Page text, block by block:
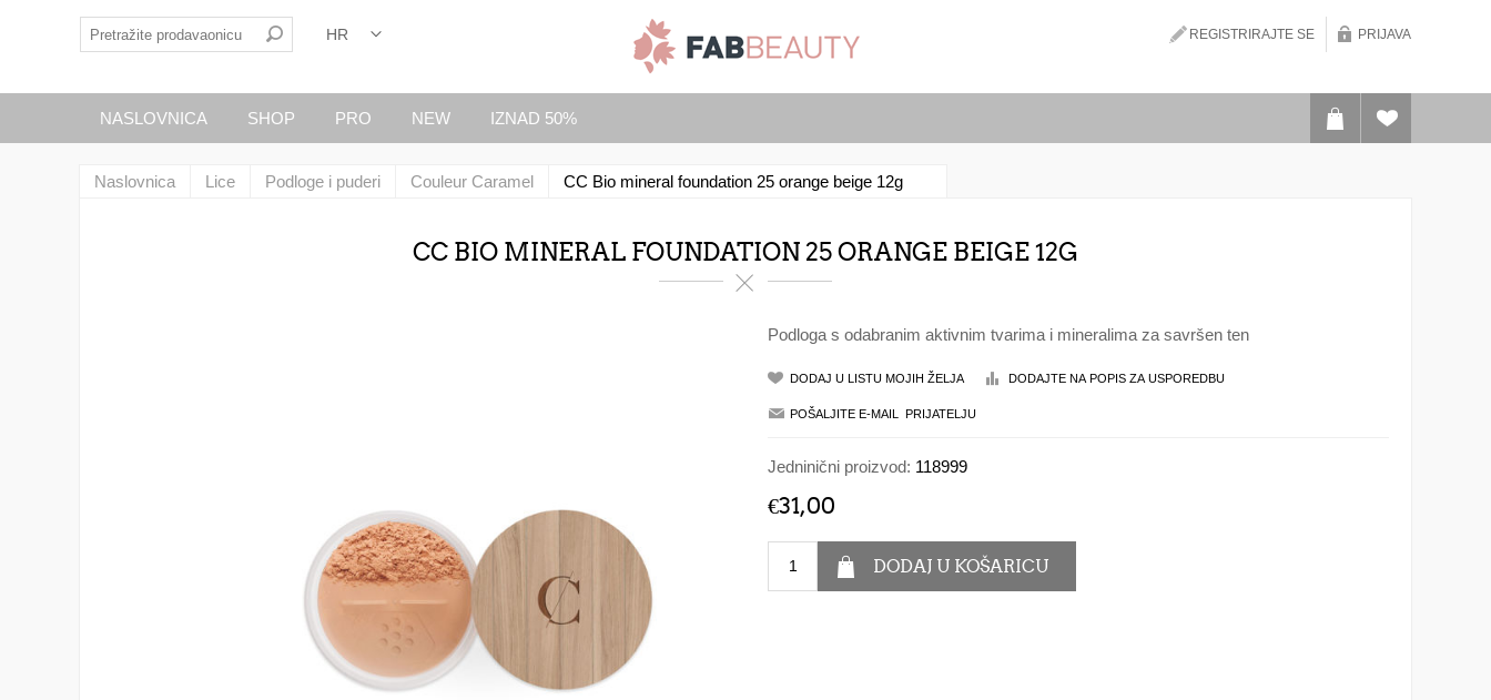
REGISTRIRAJTE SE PRIJAVA
NASLOVNICA SHOP PRO NEW IZNAD 50%
Naslovnica Lice Podloge i puderi Couleur Caramel CC Bio mineral foundation 25 orange beige 12g
CC BIO MINERAL FOUNDATION 25 ORANGE BEIGE 12G
Podloga s odabranim aktivnim tvarima i mineralima za savršen ten
Jedninični proizvod: 118999
€31,00